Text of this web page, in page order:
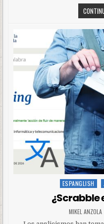
Posted
in
ESPANGLISH
¿Scrabble
MIKEL ANZOLA